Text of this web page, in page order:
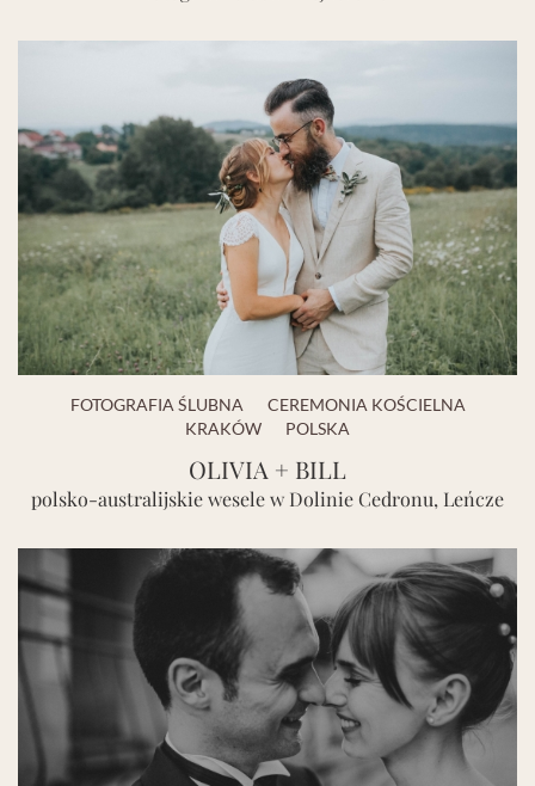
FOTOGRAFIA ŚLUBNA
CEREMONIA KOŚCIELNA
KRAKÓW
POLSKA
OLIVIA + BILL
polsko-australijskie wesele w Dolinie Cedronu, Leńcze